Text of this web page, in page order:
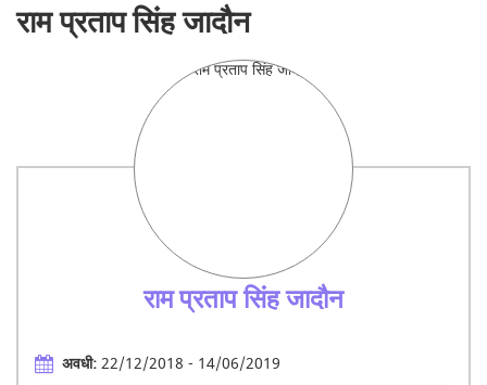
राम प्रताप सिंह जादौन
राम प्रताप सिंह जादौन
अवधी:22/12/2018 - 14/06/2019